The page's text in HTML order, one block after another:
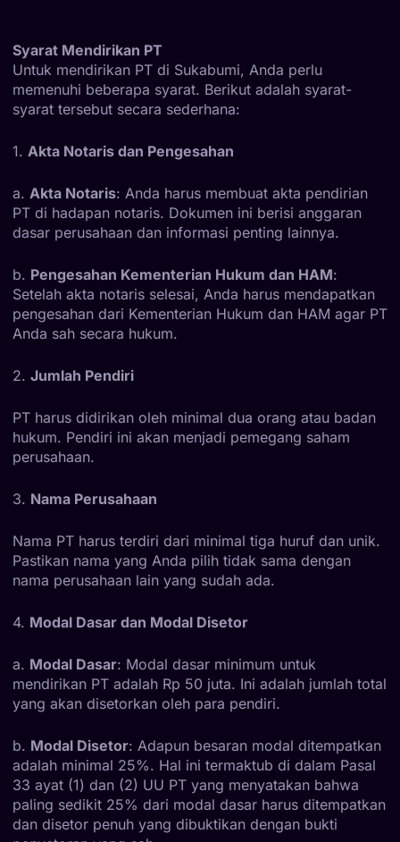
Syarat Mendirikan PT
Untuk mendirikan PT di Sukabumi, Anda perlu
memenuhi beberapa syarat. Berikut adalah syarat-
syarat tersebut secara sederhana:
1. Akta Notaris dan Pengesahan
a. Akta Notaris: Anda harus membuat akta pendirian
PT di hadapan notaris. Dokumen ini berisi anggaran
dasar perusahaan dan informasi penting lainnya.
b. Pengesahan Kementerian Hukum dan HAM:
Setelah akta notaris selesai, Anda harus mendapatkan
pengesahan dari Kementerian Hukum dan HAM agar PT
Anda sah secara hukum.
2. Jumlah Pendiri
PT harus didirikan oleh minimal dua orang atau badan
hukum. Pendiri ini akan menjadi pemegang saham
perusahaan.
3. Nama Perusahaan
Nama PT harus terdiri dari minimal tiga huruf dan unik.
Pastikan nama yang Anda pilih tidak sama dengan
nama perusahaan lain yang sudah ada.
4. Modal Dasar dan Modal Disetor
a. Modal Dasar: Modal dasar minimum untuk
mendirikan PT adalah Rp 50 juta. Ini adalah jumlah total
yang akan disetorkan oleh para pendiri.
b. Modal Disetor: Adapun besaran modal ditempatkan
adalah minimal 25%. Hal ini termaktub di dalam Pasal
33 ayat (1) dan (2) UU PT yang menyatakan bahwa
paling sedikit 25% dari modal dasar harus ditempatkan
dan disetor penuh yang dibuktikan dengan bukti